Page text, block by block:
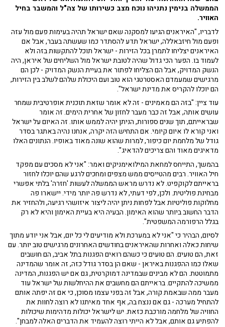
הממשלה בנימין נתניהו נוכח מצב כשירותו של צה"ל והמשבר בחיל
האוויר.
לדבריו, "האיראנים הגיעו למסקנה שאם ישראל תהיה בעימות פעם מול עזה
ופעם מול חיזבאללה, ישראל תדע להסתדר כמו שעשתה בעבר, אבל אם
האיראנים יצליחו לתמרן בכל הזירות - ישראל תוכל להתקשות בזה ולא
לעמוד בו. הפער הכי גדול שהיה לטובת ישראל מול השליחים של איראן, היה
הנשק המדויק, אבל הם הצליחו לפתור את בעיית הנשק המדויק - לכן הם
מרגישים שמעמדם האסטרטגי הוא טוב ועם היכולת שלהם לשלב בין הזירות,
הם יוכלו להקריס את מדינת ישראל".
עוד ציין: "בזה הם מאמינים - זה לא אומר שזאת תוכנית אופרטיבית שמחר
עושים אותה, אבל זה כבר מעבר לחזון של אחרית הימים. זה אומר
שבראייתם, תוך שנים ספורות, הניתן יהיה לממש אותו. זה האיום על ישראל
ואני קורא לו איום קיומי. אם התחיש הזה יקרה, אנחנו נהיה באתגר בסדר
גודל של מלחמת יום כיפור, למרות שהוא שונה מאוד באופיו. הנתונים האלו
מדאיגים מאוד והם צריכים להדאיג".
בהמשך, התייחס למחאת המילואימניקים ואמר: "אני לא מסכים עם מפקד
חיל האוויר. רבים מהטייסים ממש מצפים ומחכים לרגע שהם יוכלו לחזור
בראייתם לקוקפיט. לא נדרש מראש הממשלה לעשות 'חזרה' בלתי אפשרי
מבחינת פוליטית. ולכן, לפי דעתי, לא נדרש פה יותר מידי. יישארו פה
מחלוקות פוליטיות אבל לפחות ניתן יהיה ליצור איזושהי רגיעה, ולהחזיר את
הדבר החשוב ביותר שהוא האימון. הבעיה היא בעיית האימון והיא לא רק
בגלל הרפורמה המשפטית".
לסיום, הבהיר כי "אני לא במערכת ולא מודיעים לי כל יום, אבל אני יודע מתוך
שיחות כאלה ואחרות שהאיראנים בחודשים האחרונים מרגישים טוב יותר. עם
זאת, הם טועים. הם טועים כי כשהם רואים הפגנות בתל אביב, הם חושבים
שאלו כמו ההפגנות באיראן - שאם הן בסדר גודל כזה, זה אומר שהמדינה
מתמוטטת. הם לא מבינים שבמדינה דמוקרטית, גם אם יש הפגנות, המדינה
ממשיכה להתקיים. בראייתם הם מחשבים את ההיחלשות של ישראל עוד
מעבר ממה שבאמת קורה, אבל זה בפני עצמו מסוכן, כי אם זה יפתה אותם
להתחיל מערכה - גם אם ננצח בה, אף אחד מאיתנו לא רוצה לחוות את
החוויה של מלחמה מורכבת כזאת. יש לישראל יכולות מדהימות שיכולות
להפתיע גם אותם, אבל לא הייתי רוצה להעמיד את הדברים האלה למבחן".